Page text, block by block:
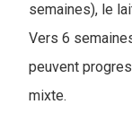
semaines), le
Vers 6
peuvent
mixte.